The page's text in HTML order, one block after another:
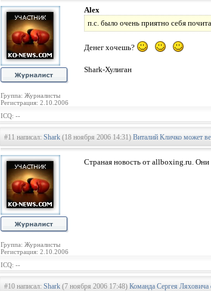
Группа: Журналисты
Регистрация: 2.10.2006
Alex
п.с. было очень приятно себя
Денег хочешь?
Shark-Хулиган
ICQ: --
#11 написал: Shark (18 ноября 2006 14:31) Виталий Кличко может
Группа: Журналисты
Регистрация: 2.10.2006
Страная новость от allboxing.ru.
ICQ: --
#10 написал: Shark (7 ноября 2006 17:48) Команда Сергея Ляховича